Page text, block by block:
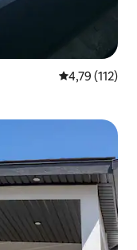
4,79 af 5 í
4,79 (112)